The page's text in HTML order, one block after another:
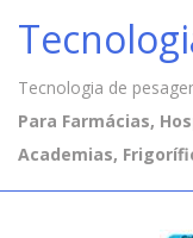
Tecnologia de
Para Farmácias,
Academias,